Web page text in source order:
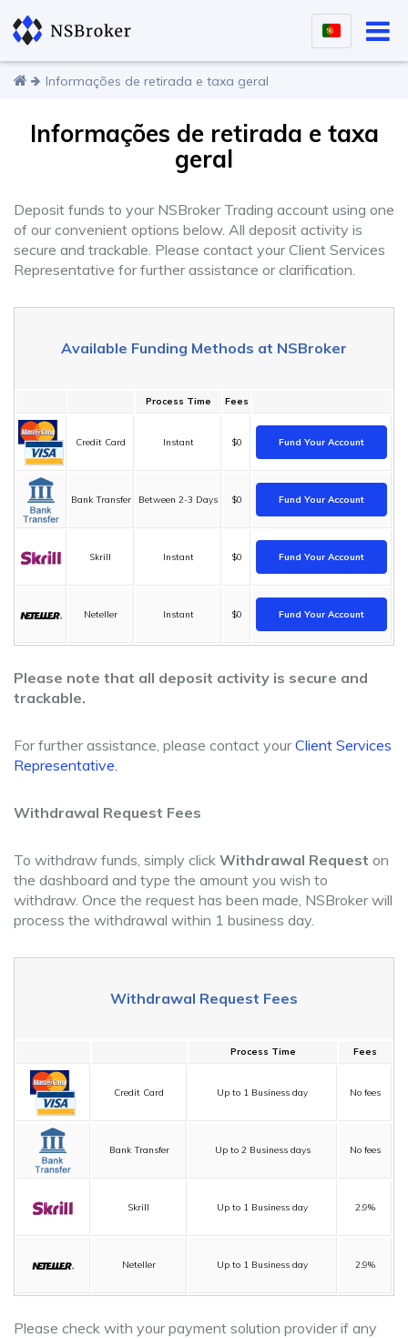
Informações de retirada e taxa geral
Informações de retirada e taxa
geral
Deposit funds to your NSBroker Trading account using one
of our convenient options below. All deposit activity is
secure and trackable. Please contact your Client Services
Representative for further assistance or clarification.
Available Funding Methods at NSBroker
Process Time Fees
Credit Card Instant $0 Fund Your Account
Bank Transfer Between 2-3 Days $0 Fund Your Account
Skrill Instant $0 Fund Your Account
Neteller Instant $0 Fund Your Account
Please note that all deposit activity is secure and
trackable.
For further assistance, please contact yourClient Services
Representative.
Withdrawal Request Fees
To withdraw funds, simply click Withdrawal Request on
the dashboard and type the amount you wish to
withdraw. Once the request has been made, NSBroker will
process the withdrawal within 1 business day.
Withdrawal Request Fees
Process Time Fees
Credit Card Up to 1 Business day No fees
Bank Transfer Up to 2 Business days No fees
Skrill Up to 1 Business day 2.9%
Neteller Up to 1 Business day 2.9%
Please check with your payment solution provider if any